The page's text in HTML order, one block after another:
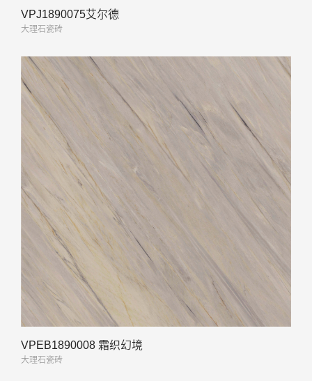
VPJ1890075艾尔德
大理石瓷砖
VPEB1890008 霜织幻境
大理石瓷砖